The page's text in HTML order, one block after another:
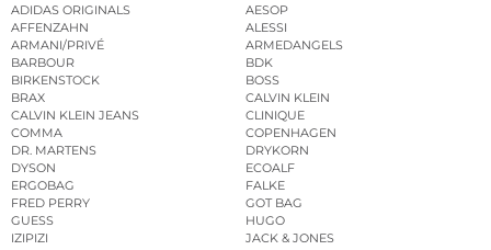
ADIDAS ORIGINALS
AESOP
AFFENZAHN
ALESSI
ARMANI/PRIVÉ
ARMEDANGELS
BARBOUR
BDK
BIRKENSTOCK
BOSS
BRAX
CALVIN KLEIN
CALVIN KLEIN JEANS
CLINIQUE
COMMA
COPENHAGEN
DR. MARTENS
DRYKORN
DYSON
ECOALF
ERGOBAG
FALKE
FRED PERRY
GOT BAG
GUESS
HUGO
IZIPIZI
JACK & JONES